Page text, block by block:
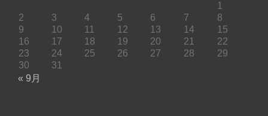
1
2
3 4 5 6 7
8
9
10 11 12 13 14
15
16
17 18 19 20 21
22
23
24 25 26 27 28
29
30
31
« 9月